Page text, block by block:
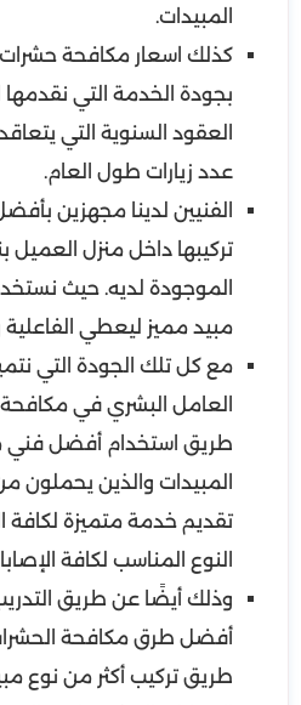
المبيدات.
كذلك اسعار مكافحة
بجودة الخدمة التي
العقود السنوية التي
عدد زيارات طول العام.
الفنيين لدينا مجهزين
تركيبها داخل منزل العميل
الموجودة لديه. حيث
مبيد مميز ليعطي الفاعلية
مع كل تلك الجودة التي
العامل البشري في
طريق استخدام أفضل فني
المبيدات والذين يحملون
تقديم خدمة متميزة
النوع المناسب لكافة
وذلك أيضًا عن طريق
أفضل طرق مكافحة
طريق تركيب أكثر من نوع